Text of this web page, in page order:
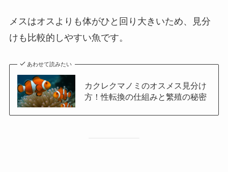
メスはオスよりも体がひと回り大きいため、見分
けも比較的しやすい魚です。
あわせて読みたい
カクレクマノミのオスメス見分け
方！性転換の仕組みと繁殖の秘密